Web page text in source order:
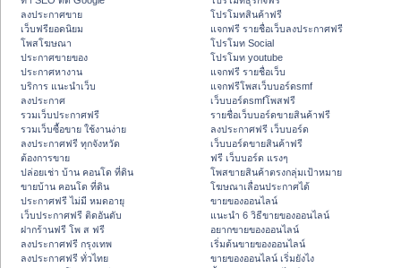
ลงประกาศขาย
เว็บฟรียอดนิยม
โพสโฆษณา
ประกาศขายของ
ประกาศหางาน
บริการ แนะนำเว็บ
ลงประกาศ
รวมเว็บประกาศฟรี
รวมเว็บซื้อขาย ใช้งานง่าย
ลงประกาศฟรี ทุกจังหวัด
ต้องการขาย
ปล่อยเช่า บ้าน คอนโด ที่ดิน
ขายบ้าน คอนโด ที่ดิน
ประกาศฟรี ไม่มี หมดอายุ
เว็บประกาศฟรี ติดอันดับ
ฝากร้านฟรี โพ ส ฟรี
ลงประกาศฟรี กรุงเทพ
ลงประกาศฟรี ทั่วไทย
โปรโมทสินค้าฟรี
แจกฟรี รายชื่อเว็บลงประกาศฟรี
โปรโมท Social
โปรโมท youtube
แจกฟรี รายชื่อเว็บ
แจกฟรีโพสเว็บบอร์ดsmf
เว็บบอร์ดsmfโพสฟรี
รายชื่อเว็บบอร์ดขายสินค้าฟรี
ลงประกาศฟรี เว็บบอร์ด
เว็บบอร์ดขายสินค้าฟรี
ฟรี เว็บบอร์ด แรงๆ
โพสขายสินค้าตรงกลุ่มเป้าหมาย
โฆษณาเลื่อนประกาศได้
ขายของออนไลน์
แนะนำ 6 วิธีขายของออนไลน์
อยากขายของออนไลน์
เริ่มต้นขายของออนไลน์
ขายของออนไลน์ เริ่มยังไง